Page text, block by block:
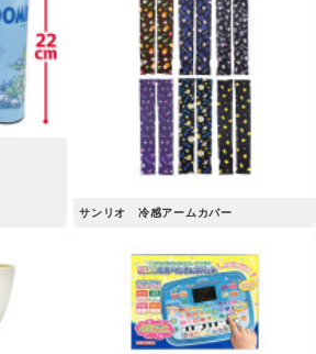
サンリオ 冷感アームカバー